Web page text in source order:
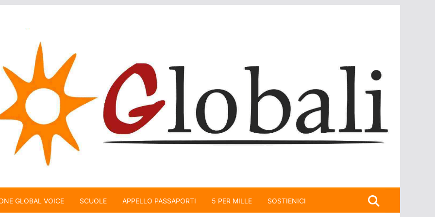
GLOBAL VOICE SCUOLE APPELLO PASSAPORTI 5 PER MILLE SOSTIENICI